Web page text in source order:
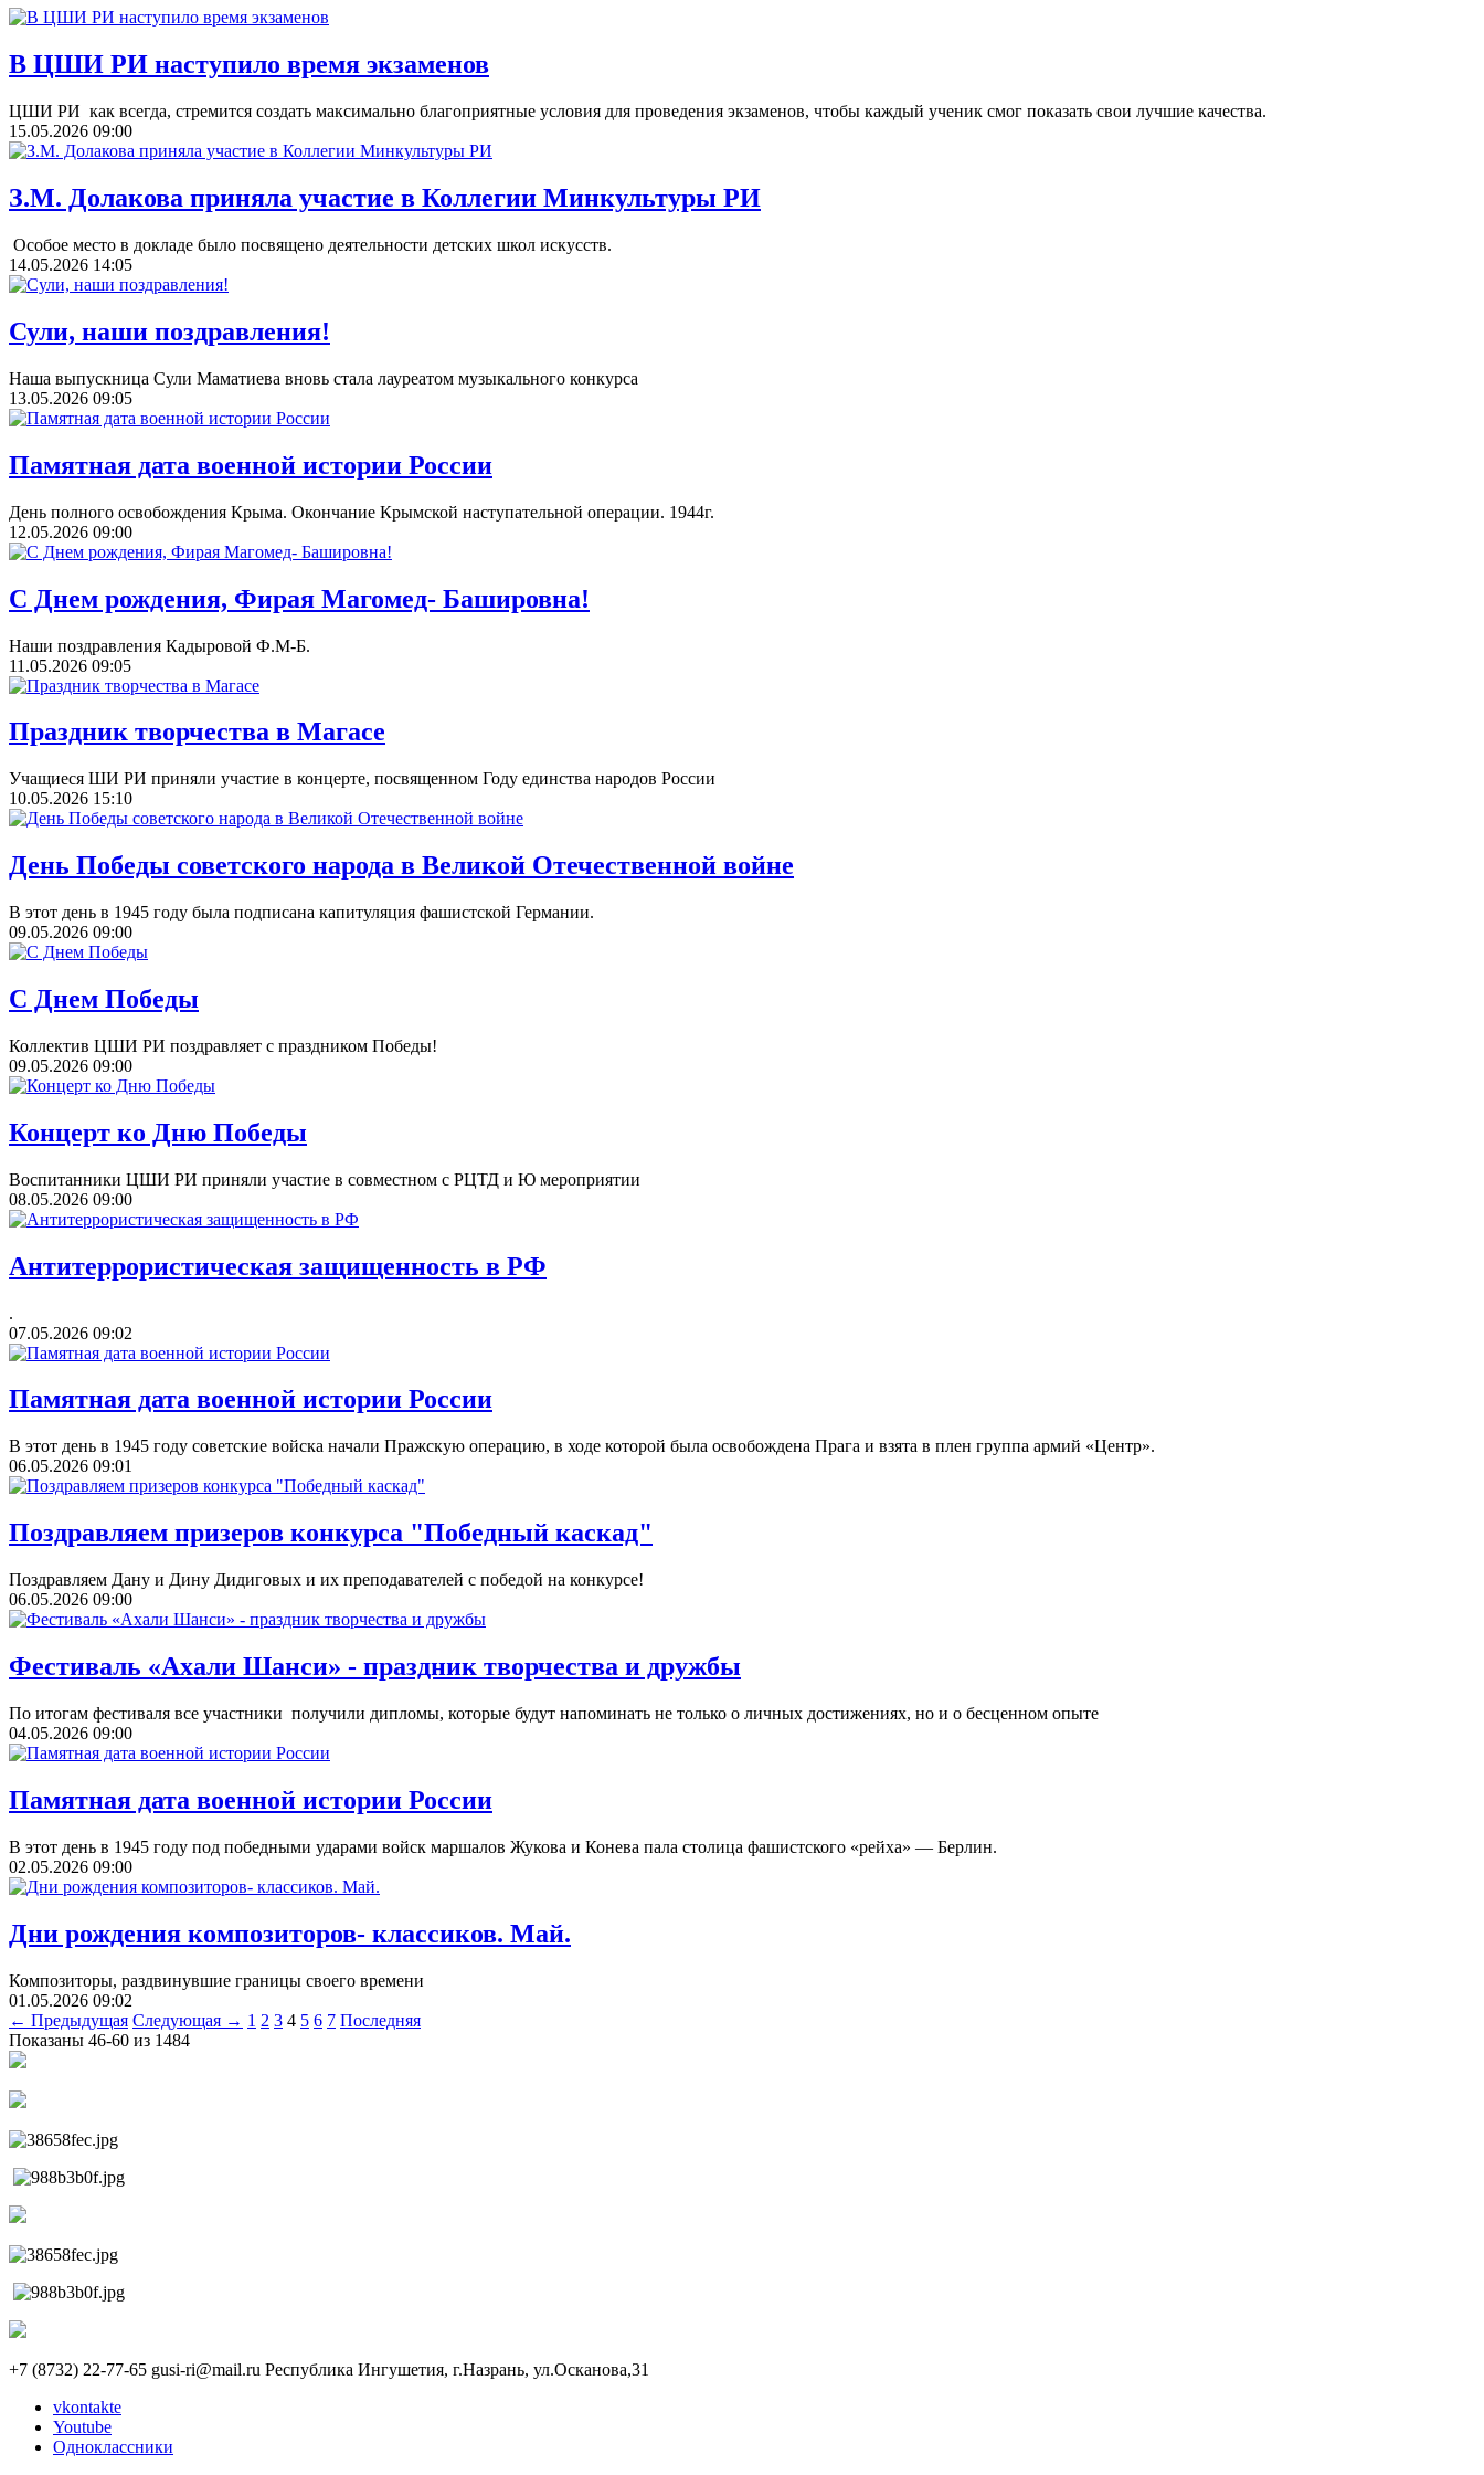
В ЦШИ РИ наступило время экзаменов
ЦШИ РИ как всегда, стремится создать максимально благоприятные условия для проведения экзаменов, чтобы каждый ученик смог показать свои лучшие качества.
15.05.2026 09:00
З.М. Долакова приняла участие в Коллегии Минкультуры РИ
Особое место в докладе было посвящено деятельности детских школ искусств.
14.05.2026 14:05
Сули, наши поздравления!
Наша выпускница Сули Маматиева вновь стала лауреатом музыкального конкурса
13.05.2026 09:05
Памятная дата военной истории России
День полного освобождения Крыма. Окончание Крымской наступательной операции. 1944г.
12.05.2026 09:00
С Днем рождения, Фирая Магомед- Башировна!
Наши поздравления Кадыровой Ф.М-Б.
11.05.2026 09:05
Праздник творчества в Магасе
Учащиеся ШИ РИ приняли участие в концерте, посвященном Году единства народов России
10.05.2026 15:10
День Победы советского народа в Великой Отечественной войне
В этот день в 1945 году была подписана капитуляция фашистской Германии.
09.05.2026 09:00
С Днем Победы
Коллектив ЦШИ РИ поздравляет с праздником Победы!
09.05.2026 09:00
Концерт ко Дню Победы
Воспитанники ЦШИ РИ приняли участие в совместном с РЦТД и Ю мероприятии
08.05.2026 09:00
Антитеррористическая защищенность в РФ
.
07.05.2026 09:02
Памятная дата военной истории России
В этот день в 1945 году советские войска начали Пражскую операцию, в ходе которой была освобождена Прага и взята в плен группа армий «Центр».
06.05.2026 09:01
Поздравляем призеров конкурса "Победный каскад"
Поздравляем Дану и Дину Дидиговых и их преподавателей с победой на конкурсе!
06.05.2026 09:00
Фестиваль «Ахали Шанси» - праздник творчества и дружбы
По итогам фестиваля все участники получили дипломы, которые будут напоминать не только о личных достижениях, но и о бесценном опыте
04.05.2026 09:00
Памятная дата военной истории России
В этот день в 1945 году под победными ударами войск маршалов Жукова и Конева пала столица фашистского «рейха» — Берлин.
02.05.2026 09:00
Дни рождения композиторов- классиков. Май.
Композиторы, раздвинувшие границы своего времени
01.05.2026 09:02
← Предыдущая Следующая → 1 2 3 4 5 6 7 Последняя
Показаны 46-60 из 1484
+7 (8732) 22-77-65 gusi-ri@mail.ru Республика Ингушетия, г.Назрань, ул.Осканова,31
vkontakte
Youtube
Одноклассники